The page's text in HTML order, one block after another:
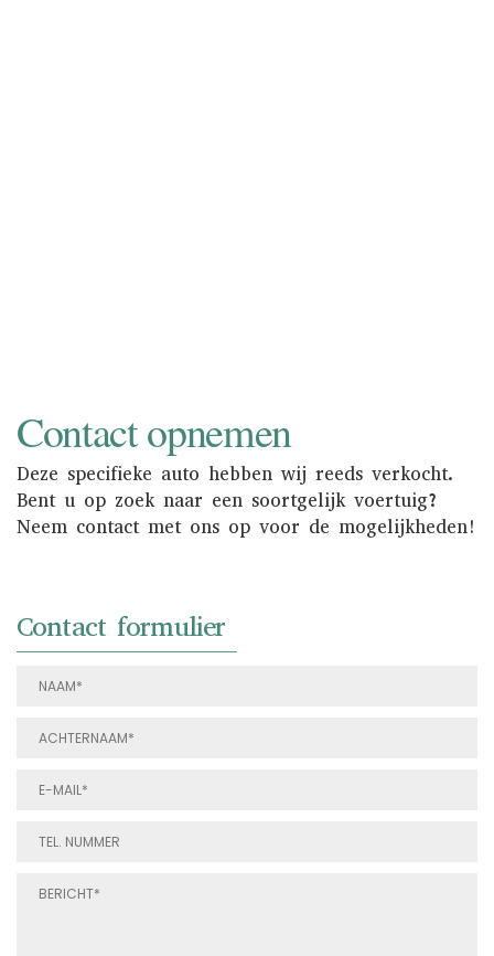
Contact opnemen
Deze specifieke auto hebben wij reeds verkocht.
Bent u op zoek naar een soortgelijk voertuig?
Neem contact met ons op voor de mogelijkheden!
Contact formulier